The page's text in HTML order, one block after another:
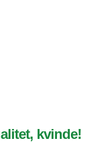
kvinde!